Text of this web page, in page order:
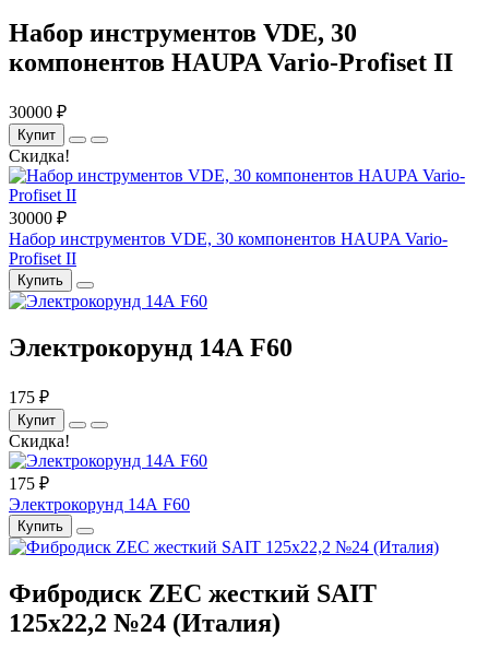
Набор инструментов VDE, 30
компонентов HAUPA Vario-Profiset II
30000 ₽
Купит
Скидка!
30000 ₽
Набор инструментов VDE, 30 компонентов HAUPA Vario-
Profiset II
Купить
Электрокорунд 14А F60
175 ₽
Купит
Скидка!
175 ₽
Электрокорунд 14А F60
Купить
Фибродиск ZEC жесткий SAIT
125х22,2 №24 (Италия)